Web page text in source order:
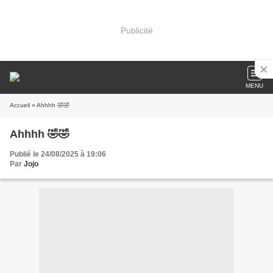
Publicité
MENU
Accueil » Ahhhh 🤣🤣
Ahhhh 🤣🤣
Publié le 24/08/2025 à 19:06
Par Jojo